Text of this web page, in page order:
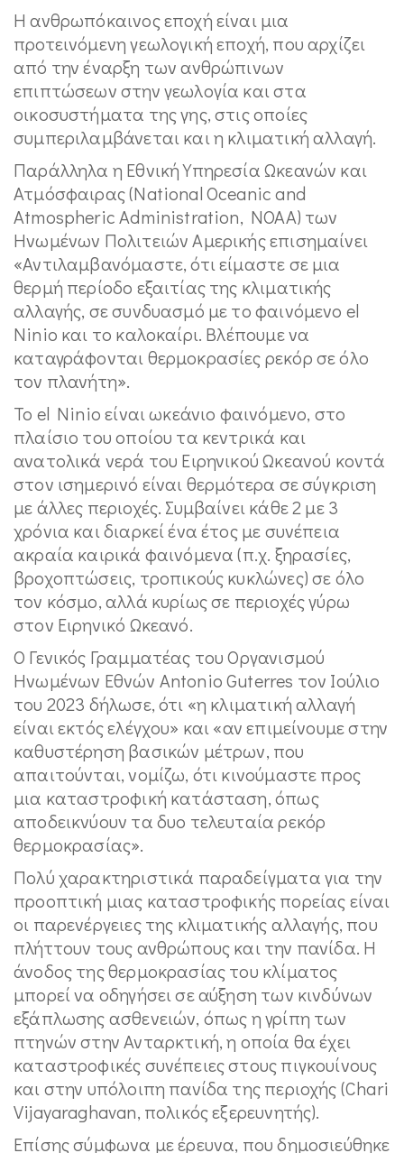
Η ανθρωπόκαινος εποχή είναι μια
προτεινόμενη γεωλογική εποχή, που αρχίζει
από την έναρξη των ανθρώπινων
επιπτώσεων στην γεωλογία και στα
οικοσυστήματα της γης, στις οποίες
συμπεριλαμβάνεται και η κλιματική αλλαγή.
Παράλληλα η Εθνική Υπηρεσία Ωκεανών και
Ατμόσφαιρας (National Oceanic and
Atmospheric Administration, NOAA) των
Ηνωμένων Πολιτειών Αμερικής επισημαίνει
«Αντιλαμβανόμαστε, ότι είμαστε σε μια
θερμή περίοδο εξαιτίας της κλιματικής
αλλαγής, σε συνδυασμό με το φαινόμενο el
Ninio και το καλοκαίρι. Βλέπουμε να
καταγράφονται θερμοκρασίες ρεκόρ σε όλο
τον πλανήτη».
Το el Ninio είναι ωκεάνιο φαινόμενο, στο
πλαίσιο του οποίου τα κεντρικά και
ανατολικά νερά του Ειρηνικού Ωκεανού κοντά
στον ισημερινό είναι θερμότερα σε σύγκριση
με άλλες περιοχές. Συμβαίνει κάθε 2 με 3
χρόνια και διαρκεί ένα έτος με συνέπεια
ακραία καιρικά φαινόμενα (π.χ. ξηρασίες,
βροχοπτώσεις, τροπικούς κυκλώνες) σε όλο
τον κόσμο, αλλά κυρίως σε περιοχές γύρω
στον Ειρηνικό Ωκεανό.
Ο Γενικός Γραμματέας του Οργανισμού
Ηνωμένων Εθνών Antonio Guterres τον Ιούλιο
του 2023 δήλωσε, ότι «η κλιματική αλλαγή
είναι εκτός ελέγχου» και «αν επιμείνουμε στην
καθυστέρηση βασικών μέτρων, που
απαιτούνται, νομίζω, ότι κινούμαστε προς
μια καταστροφική κατάσταση, όπως
αποδεικνύουν τα δυο τελευταία ρεκόρ
θερμοκρασίας».
Πολύ χαρακτηριστικά παραδείγματα για την
προοπτική μιας καταστροφικής πορείας είναι
οι παρενέργειες της κλιματικής αλλαγής, που
πλήττουν τους ανθρώπους και την πανίδα. Η
άνοδος της θερμοκρασίας του κλίματος
μπορεί να οδηγήσει σε αύξηση των κινδύνων
εξάπλωσης ασθενειών, όπως η γρίπη των
πτηνών στην Ανταρκτική, η οποία θα έχει
καταστροφικές συνέπειες στους πιγκουίνους
και στην υπόλοιπη πανίδα της περιοχής (Chari
Vijayaraghavan, πολικός εξερευνητής).
Επίσης σύμφωνα με έρευνα, που δημοσιεύθηκε